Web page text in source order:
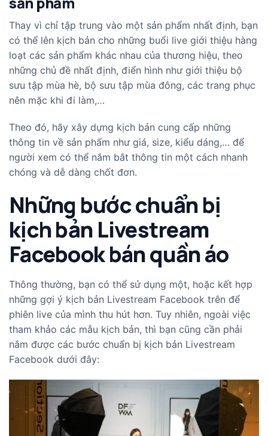
Thay vì chỉ tập trung vào một sản phẩm nhất định, bạn
có thể lên kịch bản cho những buổi live giới thiệu hàng
loạt các sản phẩm khác nhau của thương hiệu, theo
những chủ đề nhất định, điển hình như giới thiệu bộ
sưu tập mùa hè, bộ sưu tập mùa đông, các trang phục
nên mặc khi đi làm,…
Theo đó, hãy xây dựng kịch bản cung cấp những
thông tin về sản phẩm như giá, size, kiểu dáng,… để
người xem có thể nắm bắt thông tin một cách nhanh
chóng và dễ dàng chốt đơn.
Những bước chuẩn bị
kịch bản Livestream
Facebook bán quần áo
Thông thường, bạn có thể sử dụng một, hoặc kết hợp
những gợi ý kịch bản Livestream Facebook trên để
phiên live của mình thu hút hơn. Tuy nhiên, ngoài việc
tham khảo các mẫu kịch bản, thì bạn cũng cần phải
nắm được các bước chuẩn bị kịch bản Livestream
Facebook dưới đây: